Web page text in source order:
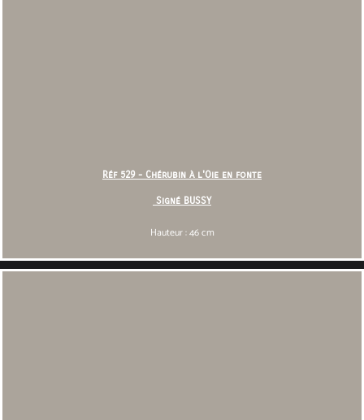
Réf 529 - Chérubin à l'Oie en fonte
Signé BUSSY
Hauteur : 46 cm